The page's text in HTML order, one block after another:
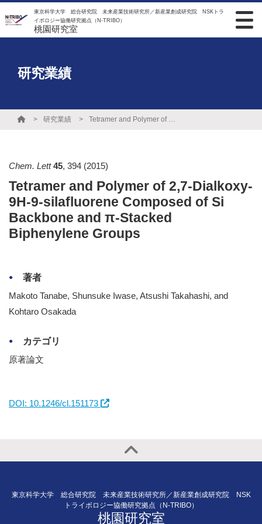
東京科学大学 総合研究院 未来産業技術研究所／新産業創成研究院 NSKトラ
イボロジー協働研究拠点（N-TRIBO）
桃園研究室
研究業績
研究業績 Tetramer and Polymer of 2,7-Dialkoxy-9H-9-silafluorene Composed of Si Backbone and π-Stacked Biphenylene Groups
Chem. Lett 45, 394 (2015)
Tetramer and Polymer of 2,7-Dialkoxy-
9H-9-silafluorene Composed of Si
Backbone and π-Stacked
Biphenylene Groups
著者
Makoto Tanabe, Shunsuke Iwase, Atsushi Takahashi, and
Kohtaro Osakada
カテゴリ
原著論文
DOI: 10.1246/cl.151173
東京科学大学 総合研究院 未来産業技術研究所／新産業創成研究院 NSK
トライボロジー協働研究拠点（N-TRIBO）
桃園研究室